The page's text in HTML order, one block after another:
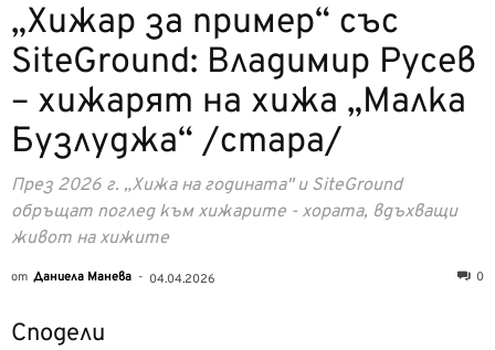
„Хижар за пример“ със
SiteGround: Владимир Русев
– хижарят на хижа „Малка
Бузлуджа“ /стара/
През 2026 г. „Хижа на годината" и SiteGround
обръщат поглед към хижарите - хората, вдъхващи
живот на хижите
от Даниела Манева - 04.04.2026 0
Сподели